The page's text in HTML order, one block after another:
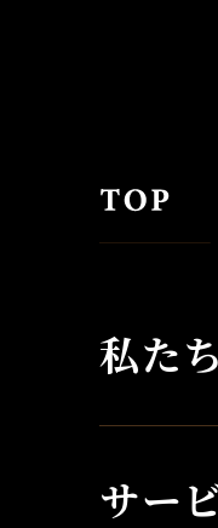
私た
サー